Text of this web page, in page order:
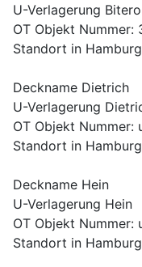
U-Verlagerung
OT Objekt Nummer:
Standort in
Deckname Dietrich
U-Verlagerung
OT Objekt Nummer:
Standort in
Deckname Hein
U-Verlagerung Hein
OT Objekt Nummer:
Standort in